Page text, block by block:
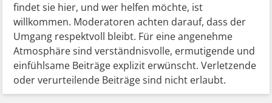
findet sie hier, und wer helfen möchte, ist
willkommen. Moderatoren achten darauf, dass der
Umgang respektvoll bleibt. Für eine angenehme
Atmosphäre sind verständnisvolle, ermutigende und
einfühlsame Beiträge explizit erwünscht. Verletzende
oder verurteilende Beiträge sind nicht erlaubt.